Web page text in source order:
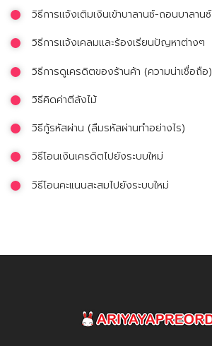
วิธีการเเจ้งเติมเงินเข้าบาลานซ์-ถอนบาลานซ์
วิธีการเเจ้งเคลมเเละร้องเรียนปัญหาต่างๆ
วิธีการดูเครดิตของร้านค้า (ความน่าเชื่อถือ)
วิธีคิดค่าตีลังไม้
วิธีกู้รหัสผ่าน (ลืมรหัสผ่านทำอย่างไร)
วิธีโอนเงินเครดิตไปยังระบบใหม่
วิธีโอนคะแนนสะสมไปยังระบบใหม่
AriyayaPreorder